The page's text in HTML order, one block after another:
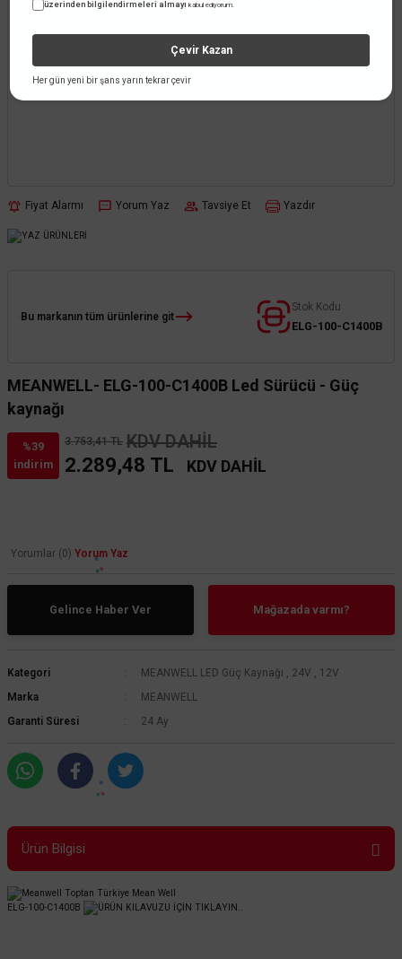
Fiyat Alarmı Yorum Yaz Tavsiye Et Yazdır
Bu markanın tüm ürünlerine git
Stok Kodu
ELG-100-C1400B
MEANWELL- ELG-100-C1400B Led Sürücü - Güç
kaynağı
%39
indirim
3.753,41 TL KDV DAHİL
2.289,48 TL KDV DAHİL
Yorumlar (0) Yorum Yaz
Gelince Haber Ver Mağazada varmı?
Kategori MEANWELL LED Güç Kaynağı , 24V , 12V
Marka
MEANWELL
Garanti Süresi
24 Ay
Ürün Bilgisi
ELG-100-C1400B ÜRÜN KILAVUZU İÇİN TIKLAYIN..
üzerinden bilgilendirmeleri almayı kabul ediyorum.
Çevir Kazan
Her gün yeni bir şans yarın tekrar çevir